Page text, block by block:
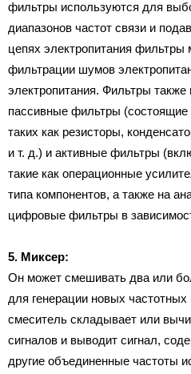
фильтры используются для
диапазонов частот связи и
цепях электропитания фильтры
фильтрации шумов
электропитания. Фильтры
пассивные фильтры (состоящие
таких как резисторы,
и т. д.) и активные фильтры
такие как операционные
типа компонентов, а также на
цифровые фильтры в
5. Миксер:
Он может смешивать два или
для генерации новых
смеситель складывает или
сигналов и выводит сигнал,
другие объединенные частоты